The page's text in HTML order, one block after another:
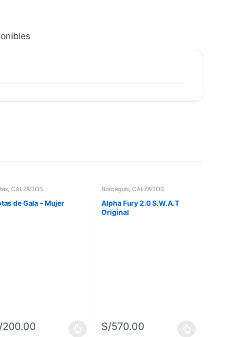
la página de producto
Las opciones se pueden elegir en la página de producto
,CALZADOS
de Gala – Mujer
200.00
producto tiene múltiples variantes. Las opciones se pueden elegir en la
Borceguís, CALZADOS
Alpha Fury 2.0 S.W.A.T
Original
S/570.00
Este producto tiene múltiples variantes.